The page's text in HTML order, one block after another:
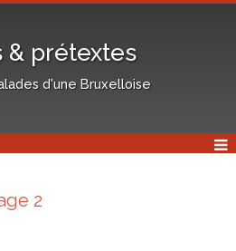
& prétextes
d'une Bruxelloise
2